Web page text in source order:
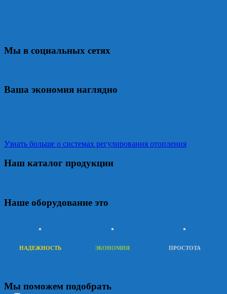
Мы в социальных сетях
Ваша экономия наглядно
Узнать больше о системах регулирования отопления
Наш каталог продукции
Наше оборудование это
НАДЕЖНОСТЬ ЭКОНОМИЯ ПРОСТОТА
Мы поможем подобрать